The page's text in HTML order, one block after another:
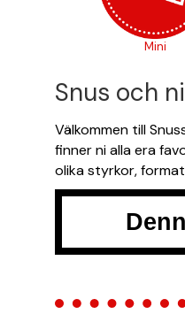
Mini
Snus och
Välkommen till
finner ni alla era
olika styrkor,